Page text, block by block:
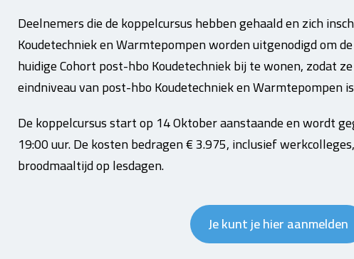
Deelnemers die de koppelcursus hebben gehaald en zich
Koudetechniek en Warmtepompen worden uitgenodigd om
huidige Cohort post-hbo Koudetechniek bij te wonen, zodat
eindniveau van post-hbo Koudetechniek en Warmtepompen
De koppelcursus start op 14 Oktober aanstaande en wordt
19:00 uur.De kosten bedragen € 3.975, inclusief
broodmaaltijd op lesdagen.
Je kunt je hier aanmelden